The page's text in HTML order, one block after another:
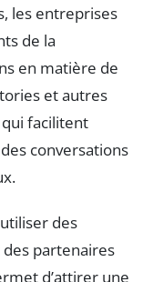
les entreprises
de la
en matière de
et autres
qui facilitent
conversations
des
partenaires
d’attirer une